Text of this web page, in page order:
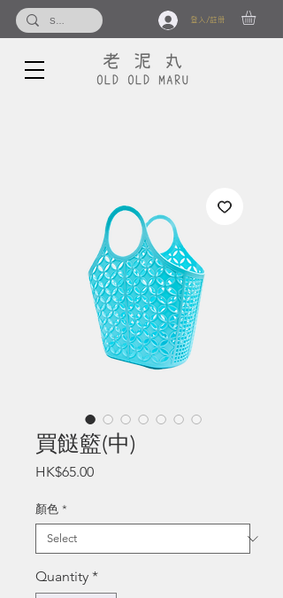
登入/註冊
買餸籃(中)
HK$65.00Price
顏色 *
Quantity *